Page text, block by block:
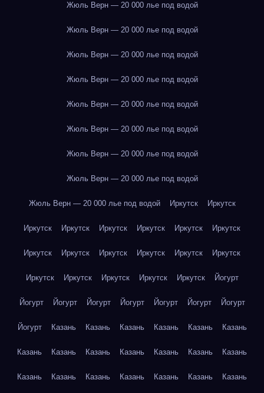
Жюль Верн — 20 000 лье под водой
Жюль Верн — 20 000 лье под водой
Жюль Верн — 20 000 лье под водой
Жюль Верн — 20 000 лье под водой
Жюль Верн — 20 000 лье под водой
Жюль Верн — 20 000 лье под водой
Жюль Верн — 20 000 лье под водой
Жюль Верн — 20 000 лье под водой
Жюль Верн — 20 000 лье под водой Иркутск Иркутск
Иркутск Иркутск Иркутск Иркутск Иркутск Иркутск
Иркутск Иркутск Иркутск Иркутск Иркутск Иркутск
Иркутск Иркутск Иркутск Иркутск Иркутск Йогурт
Йогурт Йогурт Йогурт Йогурт Йогурт Йогурт Йогурт
Йогурт Казань Казань Казань Казань Казань Казань
Казань Казань Казань Казань Казань Казань Казань
Казань Казань Казань Казань Казань Казань Казань